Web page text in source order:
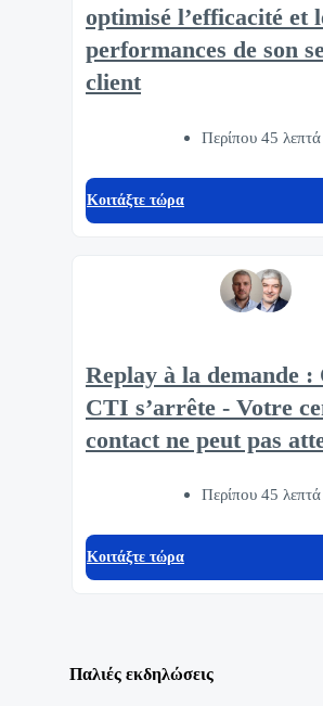
optimisé l’efficacité et
performances de son
client
Περίπου 45 λεπτά
Κοιτάξτε τώρα
Replay à la demande :
CTI s’arrête - Votre
contact ne peut pas
Περίπου 45 λεπτά
Κοιτάξτε τώρα
Παλιές εκδηλώσεις